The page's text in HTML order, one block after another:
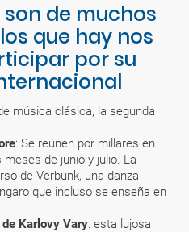
de muchos
que hay nos
por su
música clásica, la segunda
: Se reúnen por millares en
de junio y julio. La
de Verbunk, una danza
que incluso se enseña en
Karlovy Vary: esta lujosa